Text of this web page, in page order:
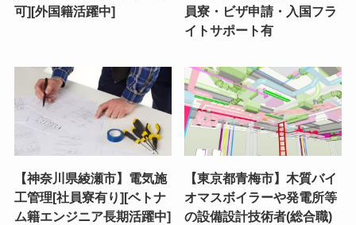
可][外国籍活躍中]
員寮・ビザ申請・入国フラ
イトサポート有
【神奈川県綾瀬市】電気施
工管理[社員寮有り][ベトナ
ム籍エンジニア長期活躍中]
【東京都青梅市】木質バイ
オマスボイラーや発電所等
の設備設計技術者(総合職)